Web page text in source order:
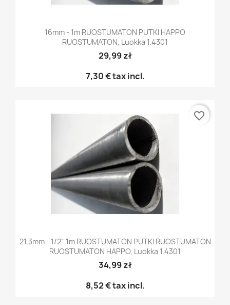
16mm - 1m RUOSTUMATON PUTKI HAPPO
RUOSTUMATON, Luokka 1.4301
29,99 zł
7,30 €tax incl.
21,3mm - 1/2" 1m RUOSTUMATON PUTKI RUOSTUMATON
RUOSTUMATON HAPPO, Luokka 1.4301
34,99 zł
8,52 €tax incl.
favorite_border